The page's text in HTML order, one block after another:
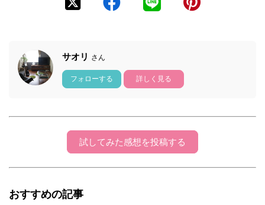
サオリ さん
フォローする 詳しく見る
試してみた感想を投稿する
おすすめの記事